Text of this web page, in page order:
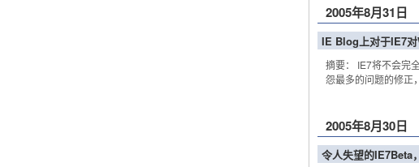
2005年8月31日
IE Blog上对于IE7对
摘要： IE7将不会完
怨最多的问题的修
2005年8月30日
令人失望的IE7Beta